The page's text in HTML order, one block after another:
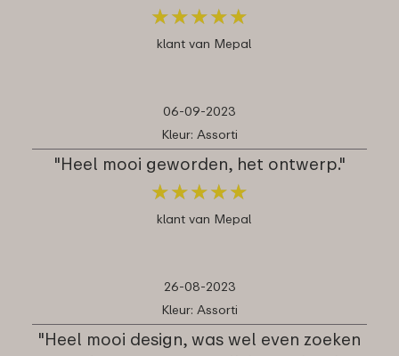
★★★★★
★★★★★
klant van Mepal
06-09-2023
Kleur: Assorti
"Heel mooi geworden, het ontwerp."
★★★★★
★★★★★
klant van Mepal
26-08-2023
Kleur: Assorti
"Heel mooi design, was wel even zoeken